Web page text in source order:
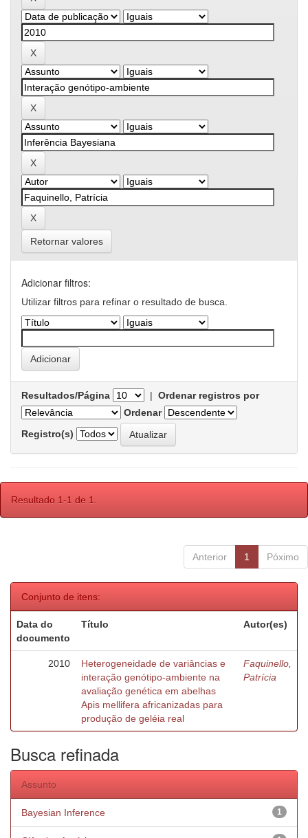
Retornar valores
Adicionar filtros:
Utilizar filtros para refinar o resultado de busca.
Resultados/Página | Ordenar registros por
Ordenar
Registro(s)
Resultado 1-1 de 1.
Anterior 1 Póximo
Conjunto de itens:
Data do
documento
Título Autor(es)
2010
Heterogeneidade de variâncias e
interação genótipo-ambiente na
avaliação genética em abelhas
Apis mellifera africanizadas para
produção de geléia real
Faquinello,
Patrícia
Busca refinada
Assunto
1
Bayesian Inference